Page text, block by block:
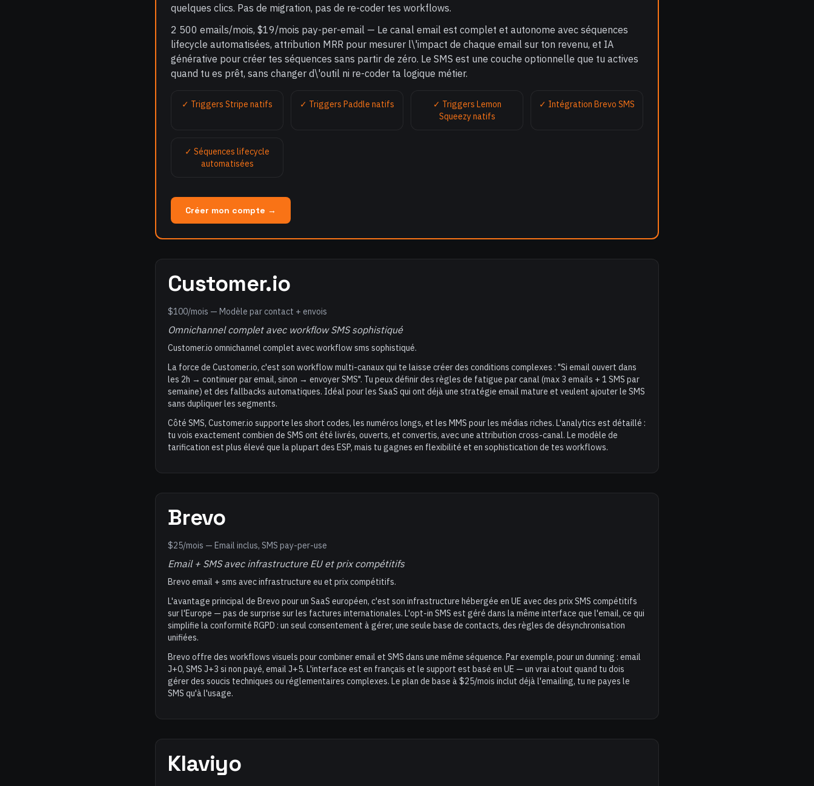
quelques clics. Pas de migration, pas de re-coder tes workflows.
2 500 emails/mois, $19/mois pay-per-email — Le canal email est complet et autonome avec séquences
lifecycle automatisées, attribution MRR pour mesurer l\'impact de chaque email sur ton revenu, et IA
générative pour créer tes séquences sans partir de zéro. Le SMS est une couche optionnelle que tu actives
quand tu es prêt, sans changer d\'outil ni re-coder ta logique métier.
✓ Triggers Stripe natifs ✓ Triggers Paddle natifs
✓ Triggers Lemon
Squeezy natifs
✓ Intégration Brevo SMS
✓ Séquences lifecycle
automatisées
Créer mon compte →
Customer.io
$100/mois — Modèle par contact + envois
Omnichannel complet avec workflow SMS sophistiqué
Customer.io omnichannel complet avec workflow sms sophistiqué.
La force de Customer.io, c'est son workflow multi-canaux qui te laisse créer des conditions complexes : "Si email ouvert dans
les 2h → continuer par email, sinon → envoyer SMS". Tu peux définir des règles de fatigue par canal (max 3 emails + 1 SMS par
semaine) et des fallbacks automatiques. Idéal pour les SaaS qui ont déjà une stratégie email mature et veulent ajouter le SMS
sans dupliquer les segments.
Côté SMS, Customer.io supporte les short codes, les numéros longs, et les MMS pour les médias riches. L'analytics est détaillé :
tu vois exactement combien de SMS ont été livrés, ouverts, et convertis, avec une attribution cross-canal. Le modèle de
tarification est plus élevé que la plupart des ESP, mais tu gagnes en flexibilité et en sophistication de tes workflows.
Brevo
$25/mois — Email inclus, SMS pay-per-use
Email + SMS avec infrastructure EU et prix compétitifs
Brevo email + sms avec infrastructure eu et prix compétitifs.
L'avantage principal de Brevo pour un SaaS européen, c'est son infrastructure hébergée en UE avec des prix SMS compétitifs
sur l'Europe — pas de surprise sur les factures internationales. L'opt-in SMS est géré dans la même interface que l'email, ce qui
simplifie la conformité RGPD : un seul consentement à gérer, une seule base de contacts, des règles de désynchronisation
unifiées.
Brevo offre des workflows visuels pour combiner email et SMS dans une même séquence. Par exemple, pour un dunning : email
J+0, SMS J+3 si non payé, email J+5. L'interface est en français et le support est basé en UE — un vrai atout quand tu dois
gérer des soucis techniques ou réglementaires complexes. Le plan de base à $25/mois inclut déjà l'emailing, tu ne payes le
SMS qu'à l'usage.
Klaviyo